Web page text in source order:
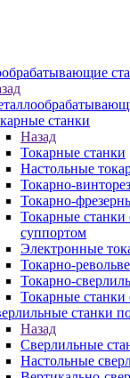
станки
Назад
Токарные станки
Настольные
Токарно-
Токарно-
Токарные
суппортом
Электронные
Токарно-
Токарно-
Токарные
станки
Назад
Сверлильные
Настольные